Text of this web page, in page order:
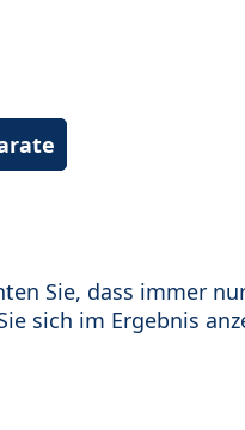
Sie, dass immer
sich im Ergebnis